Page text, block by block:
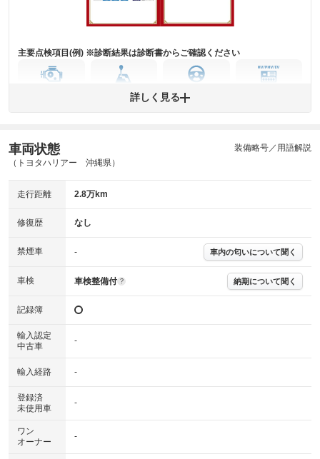
※グー鑑定の評価はあくまでも記載している鑑定日の鑑定結果となりま
主要点検項目(例) ※診断結果は診断書からご確認ください
ミッション
ステアリング
ABS その他
※グー故障診断は保証サービスではございません。購入時は必ず現車をご
※実際にお渡しする故障診断書につきましては、形式および表示項目が異
※グー故障診断書はあくまでも実施時点での診断結果となります。将来に
わたり車両状態を担保するものではありませんので、車両情報等の詳細は
詳しく見る
車両状態
（トヨタハリアー 沖縄県）
装備略号／用語解説
走行距離 2.8万km
修復歴 なし
禁煙車 - 車内の匂いについて聞く
車検 車検整備付 ? 納期について聞く
記録簿
輸入認定
中古車
-
輸入経路 -
登録済
未使用車
-
ワン
オーナー
-